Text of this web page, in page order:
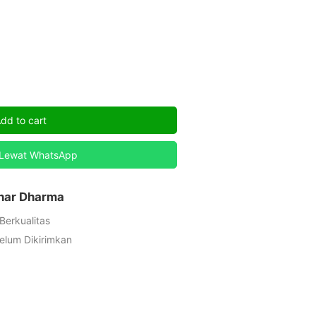
to cart
WhatsApp
Dharma
Dikirimkan